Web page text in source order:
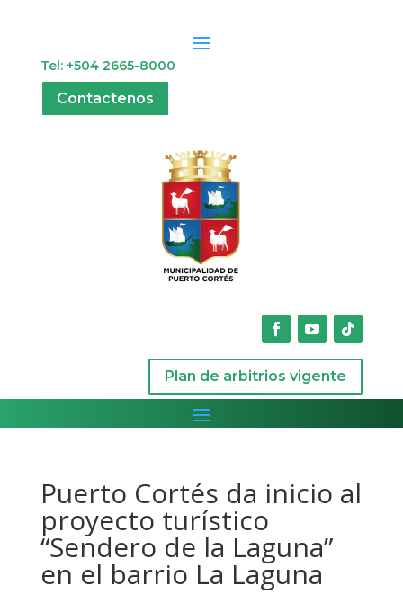
Tel: +504 2665-8000
Contactenos
Plan de arbitrios vigente
Puerto Cortés da inicio al
proyecto turístico
“Sendero de la Laguna”
en el barrio La Laguna